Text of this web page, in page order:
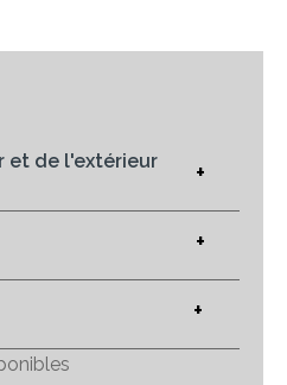
et de l'extérieur +
+
+